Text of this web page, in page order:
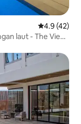
Penarafan
4.9 (42)
laut - The View